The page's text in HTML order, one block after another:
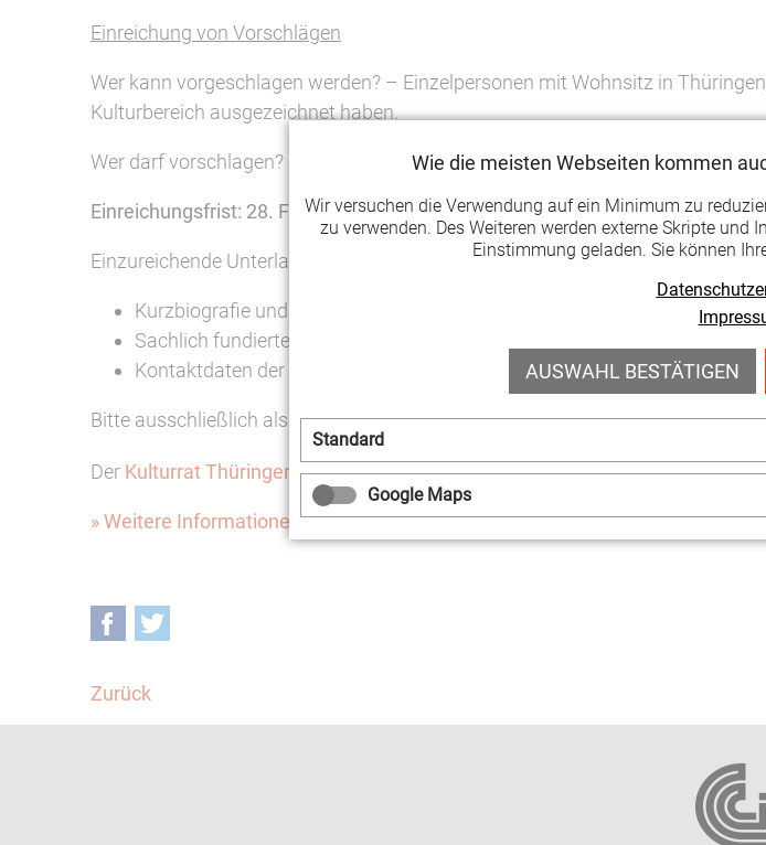
Einreichung von Vorschlägen
Wer kann vorgeschlagen werden? – Einzelpersonen mit Wohnsitz in
Kulturbereich ausgezeichnet haben.
Wer darf vorschlagen? – Kulturelle Vereine, Verbände, Institutionen und
Einreichungsfrist: 28. Februar 2026
Einzureichende Unterlagen:
Kurzbiografie und Kontaktdaten des/der Preisträgers/in
Sachlich fundierte Begründung (max. 3 A4-Seiten)
Kontaktdaten der vorschlagenden Person (Adresse, E Mail, Telefon)
Bitte ausschließlich als Word-Datei (.docx) einreichen:kulturnadel@kulturrat-
Der Kulturrat Thüringen e.V.ist der landesweite Dachverband der kulturellen
» Weitere Informationen zur Ausschreibung
Facebook
Zurück
Wie die meisten Webseiten kommen
Wir versuchen die Verwendung auf ein Minimum zu
zu verwenden. Des Weiteren werden externe Skripte
Einstimmung geladen. Sie können
AUSWAHL BESTÄTIGEN
Standard
Google Maps